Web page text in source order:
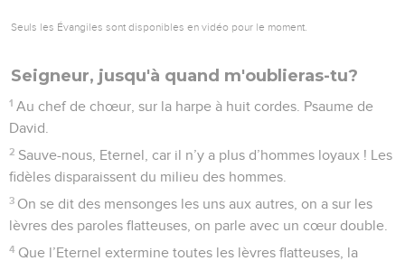
Seuls les Évangiles sont disponibles en vidéo pour le moment.
Seigneur, jusqu'à quand m'oublieras-tu?
1 Au chef de chœur, sur la harpe à huit cordes. Psaume de
David.
2 Sauve-nous, Eternel, car il n’y a plus d’hommes loyaux ! Les
fidèles disparaissent du milieu des hommes.
3 On se dit des mensonges les uns aux autres, on a sur les
lèvres des paroles flatteuses, on parle avec un cœur double.
4 Que l’Eternel extermine toutes les lèvres flatteuses, la